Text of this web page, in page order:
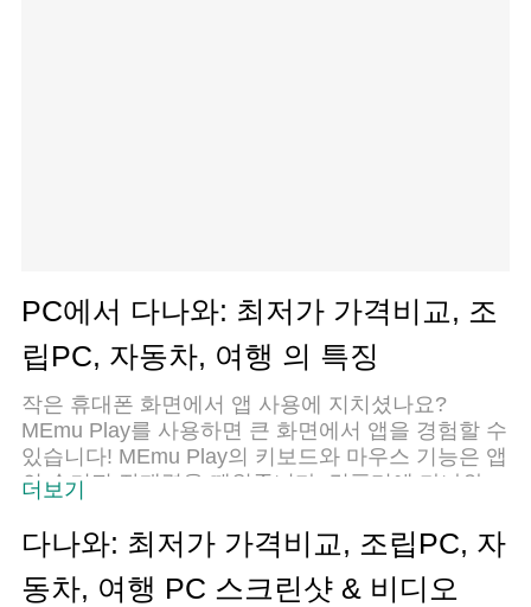
PC에서 다나와: 최저가 가격비교, 조
립PC, 자동차, 여행 의 특징
작은 휴대폰 화면에서 앱 사용에 지치셨나요?
MEmu Play를 사용하면 큰 화면에서 앱을 경험할 수
있습니다! MEmu Play의 키보드와 마우스 기능은 앱
의 숨겨진 잠재력을 깨워줍니다. 컴퓨터에 다나와:
드하고 설치하면 배터리 수명이나 과열 걱정 없이
좋아하는 앱을 즐길 수 있습니다. MEmu Play를 사
용하면 컴퓨터에서 앱을 쉽게 사용할 수 있으며, 언
더보기
다나와: 최저가 가격비교, 조립PC, 자
동차, 여행 PC 스크린샷 & 비디오